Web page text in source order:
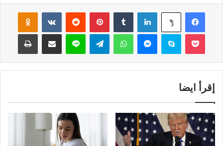
فيسبوك ‫X لينكدإن بينتيريست
سكايب واتساب لاين
إقرأ ايضا